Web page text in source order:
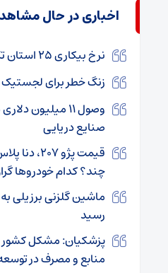
اخباری در حال
نرخ بیکاری ۲۵ استان تک رقمی شد
زنگ خطر برای لجستیک
وصول ۱۱
صنایع دریایی
قیمت پژو
چند؟ کدام خودروها
ماشین گلزنی برزیلی
رسید
پزشکیان: مشکل
منابع و مصرف در